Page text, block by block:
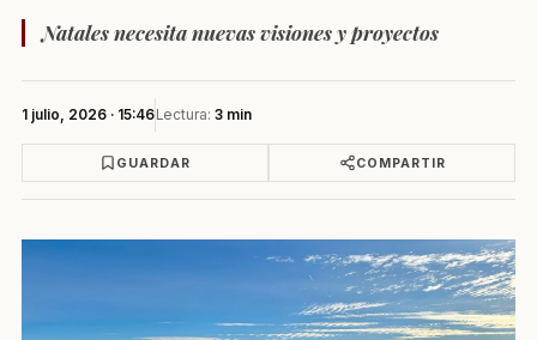
Natales necesita nuevas visiones y proyectos
1 julio, 2026 · 15:46Lectura: 3 min
GUARDAR COMPARTIR